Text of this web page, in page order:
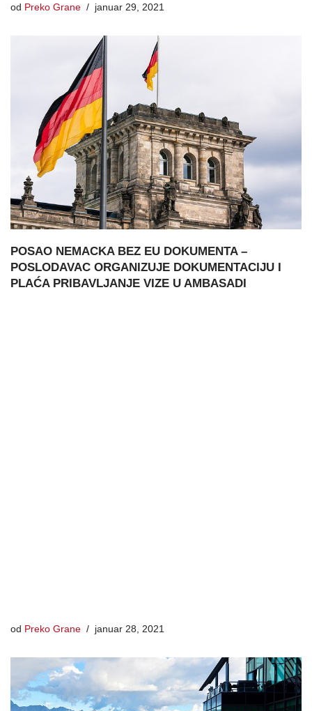
od Preko Grane januar 29, 2021
POSAO NEMACKA BEZ EU DOKUMENTA –
POSLODAVAC ORGANIZUJE DOKUMENTACIJU I
PLAĆA PRIBAVLJANJE VIZE U AMBASADI
od Preko Grane januar 28, 2021